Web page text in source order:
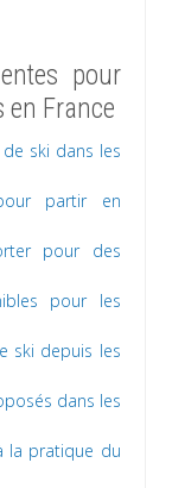
pour
en France
ski dans les
partir en
pour des
pour les
ski depuis les
dans les
la pratique du